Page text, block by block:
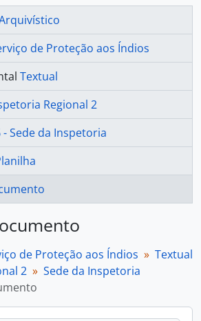
de Proteção aos Índios
Textual
Regional 2
- Sede da Inspetoria
de Proteção aos Índios
Textual
2
Sede da Inspetoria